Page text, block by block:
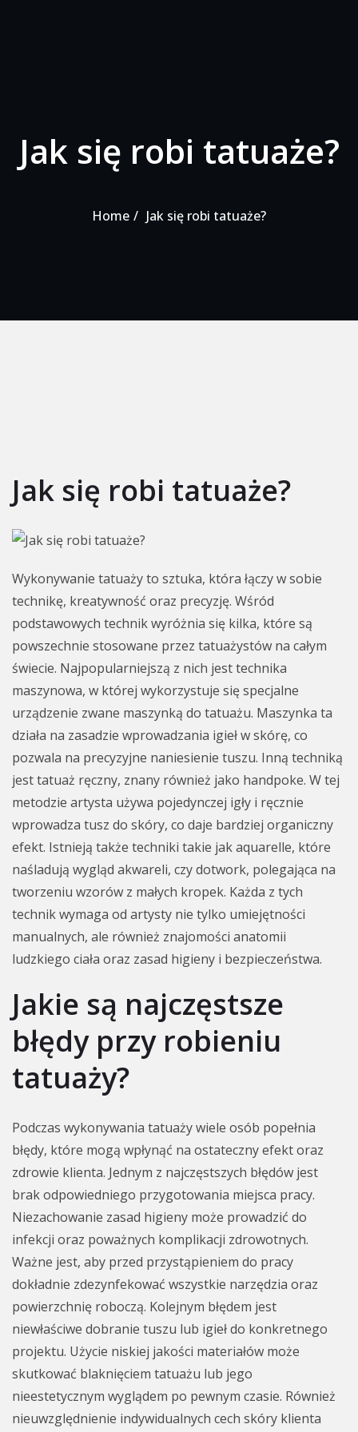
Jak się robi tatuaże?
Home Jak się robi tatuaże?
Jak się robi tatuaże?
Wykonywanie tatuaży to sztuka, która łączy w sobie
technikę, kreatywność oraz precyzję. Wśród
podstawowych technik wyróżnia się kilka, które są
powszechnie stosowane przez tatuażystów na całym
świecie. Najpopularniejszą z nich jest technika
maszynowa, w której wykorzystuje się specjalne
urządzenie zwane maszynką do tatuażu. Maszynka ta
działa na zasadzie wprowadzania igieł w skórę, co
pozwala na precyzyjne naniesienie tuszu. Inną techniką
jest tatuaż ręczny, znany również jako handpoke. W tej
metodzie artysta używa pojedynczej igły i ręcznie
wprowadza tusz do skóry, co daje bardziej organiczny
efekt. Istnieją także techniki takie jak aquarelle, które
naśladują wygląd akwareli, czy dotwork, polegająca na
tworzeniu wzorów z małych kropek. Każda z tych
technik wymaga od artysty nie tylko umiejętności
manualnych, ale również znajomości anatomii
ludzkiego ciała oraz zasad higieny i bezpieczeństwa.
Jakie są najczęstsze
błędy przy robieniu
tatuaży?
Podczas wykonywania tatuaży wiele osób popełnia
błędy, które mogą wpłynąć na ostateczny efekt oraz
zdrowie klienta. Jednym z najczęstszych błędów jest
brak odpowiedniego przygotowania miejsca pracy.
Niezachowanie zasad higieny może prowadzić do
infekcji oraz poważnych komplikacji zdrowotnych.
Ważne jest, aby przed przystąpieniem do pracy
dokładnie zdezynfekować wszystkie narzędzia oraz
powierzchnię roboczą. Kolejnym błędem jest
niewłaściwe dobranie tuszu lub igieł do konkretnego
projektu. Użycie niskiej jakości materiałów może
skutkować blaknięciem tatuażu lub jego
nieestetycznym wyglądem po pewnym czasie. Również
nieuwzględnienie indywidualnych cech skóry klienta